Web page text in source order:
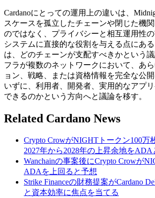
Cardanoにとっての運用上の違いは、
スケースを孤立したチェーンや閉じた機
のではなく、プライバシーと相互運用性
システムに直接的な役割を与える点にあ
は、どのチェーンが支配すべきかという
フラが複数のネットワークにおいて、あ
ョン、戦略、または資格情報を完全な公
いずに、利用者、開発者、実用的なアプ
できるのかという方向へと議論を移す。
Related Cardano News
Crypto CrowがNIGHTトークン100万
2027年から2028年の上昇余地をADA
Wanchainの事案後にCrypto Crowが
ADAを上回ると予想
Strike Financeの財務提案がCardano
と資本効率に焦点を当てる